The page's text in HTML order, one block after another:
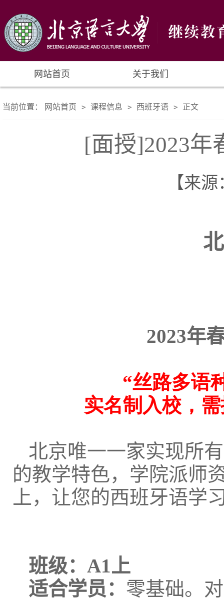
网站首页 关于我们
当前位置： 网站首页 > 课程信息 > 西班牙语 > 正文
[面授]2023年
【来
2023年
“丝路多语
实名制入校，
北京唯一一家实现所
的教学特色，学院派师
上，让您的西班牙语学
班级：A1上
适合学员： 零基础。